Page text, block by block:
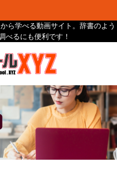
ら学べる動画サイト。辞書のよう
べるにも便利です！